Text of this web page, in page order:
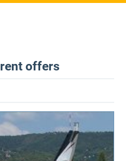
offers